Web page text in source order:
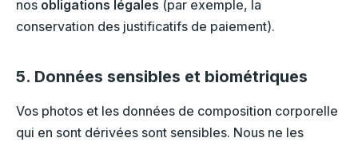
nos obligations légales (par exemple, la
conservation des justificatifs de paiement).
5. Données sensibles et biométriques
Vos photos et les données de composition corporelle
qui en sont dérivées sont sensibles. Nous ne les